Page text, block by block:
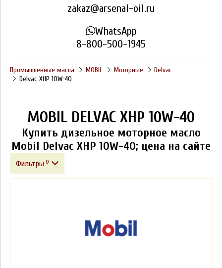
zakaz@arsenal-oil.ru
WhatsApp
8-800-500-1945
Промышленные масла MOBIL Моторные
Delvac
Delvac XHP 10W-40
MOBIL DELVAC XHP 10W-40
Купить дизельное моторное масло
Mobil Delvac XHP 10W-40; цена на сайте
Фильтры 0